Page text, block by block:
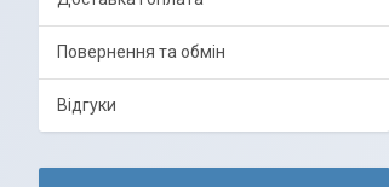
Повернення та обмін
Відгуки